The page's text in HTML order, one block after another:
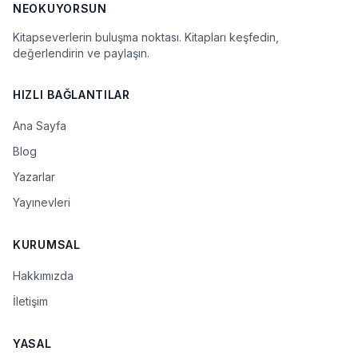
NEOKUYORSUN
Kitapseverlerin buluşma noktası. Kitapları keşfedin,
değerlendirin ve paylaşın.
HIZLI BAĞLANTILAR
Ana Sayfa
Blog
Yazarlar
Yayınevleri
KURUMSAL
Hakkımızda
İletişim
YASAL